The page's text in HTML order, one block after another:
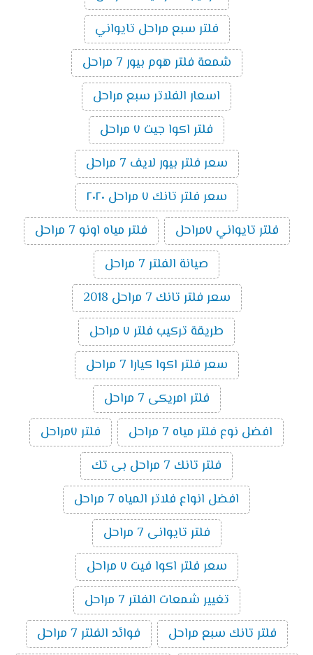
فلتر سبع مراحل تايواني
شمعة فلتر هوم بيور 7 مراحل
اسعار الفلاتر سبع مراحل
فلتر اكوا جيت ٧ مراحل
سعر فلتر بيور لايف 7 مراحل
سعر فلتر تانك ٧ مراحل ٢٠٢٠
فلتر تايواني ٧مراحل
فلتر مياه اونو 7 مراحل
صيانة الفلتر 7 مراحل
سعر فلتر تانك 7 مراحل 2018
طريقة تركيب فلتر ٧ مراحل
سعر فلتر اكوا كيارا 7 مراحل
فلتر امريكى 7 مراحل
افضل نوع فلتر مياه 7 مراحل
فلتر ٧مراحل
فلتر تانك 7 مراحل بى تك
افضل انواع فلاتر المياه 7 مراحل
فلتر تايوانى 7 مراحل
سعر فلتر اكوا فيت ٧ مراحل
تغيير شمعات الفلتر 7 مراحل
فلتر تانك سبع مراحل
فوائد الفلتر 7 مراحل